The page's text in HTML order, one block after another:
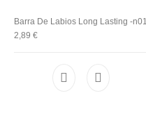
Barra De Labios Long Lasting -n01
2,89€